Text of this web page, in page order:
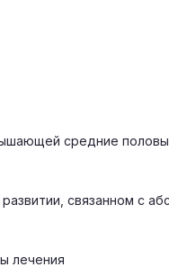
средние
связанном с
лечения